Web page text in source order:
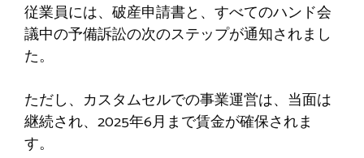
従業員には、破産申請書と、すべてのハンド会
議中の予備訴訟の次のステップが通知されまし
た。
ただし、カスタムセルでの事業運営は、当面は
継続され、2025年6月まで賃金が確保されま
す。